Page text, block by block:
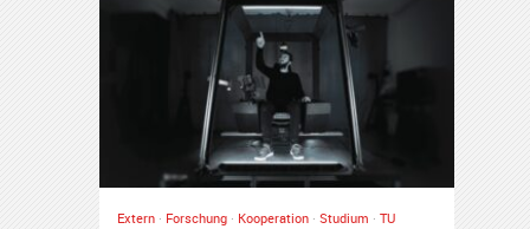
Extern · Forschung · Kooperation · Studium · TU